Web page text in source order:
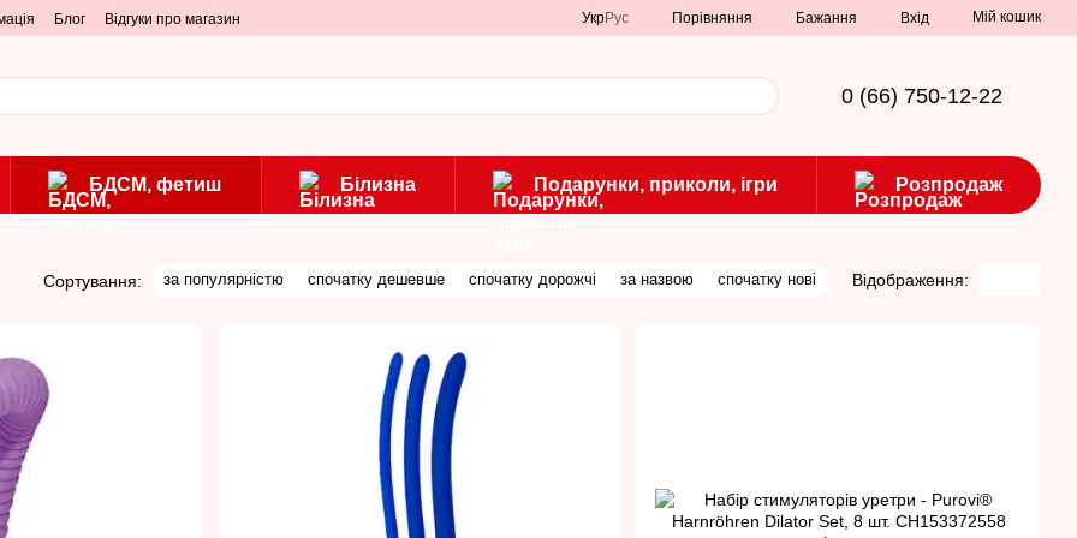
Блог Відгуки про магазин УкрРус Порівняння Бажання Вхід Мій кошик
0 (66) 750-12-22
БДСМ, фетиш Білизна Подарунки, приколи, ігри Розпродаж
Сортування: за популярністю спочатку дешевше спочатку дорожчі за назвою спочатку нові Відображення: